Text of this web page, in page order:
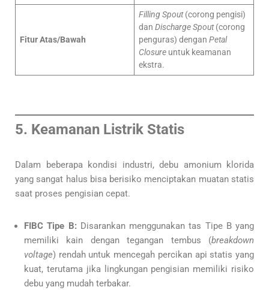
Fitur Atas/Bawah
Filling Spout(corong pengisi)
dan Discharge Spout(corong
penguras) dengan Petal
Closureuntuk keamanan
ekstra.
5. Keamanan Listrik Statis
Dalam beberapa kondisi industri, debu amonium klorida
yang sangat halus bisa berisiko menciptakan muatan statis
saat proses pengisian cepat.
FIBC Tipe B: Disarankan menggunakan tas Tipe B yang
memiliki kain dengan tegangan tembus (breakdown
voltage) rendah untuk mencegah percikan api statis yang
kuat, terutama jika lingkungan pengisian memiliki risiko
debu yang mudah terbakar.